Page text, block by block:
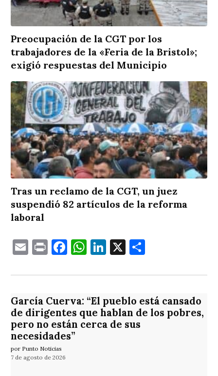
Preocupación de la CGT por los
trabajadores de la «Feria de la Bristol»;
exigió respuestas del Municipio
Tras un reclamo de la CGT, un juez
suspendió 82 artículos de la reforma
laboral
EmailPrintFacebook
WhatsApp
LinkedIn
X
García Cuerva: “El pueblo está cansado
de dirigentes que hablan de los pobres,
pero no están cerca de sus
necesidades”
por Punto Noticias
7 de agosto de 2026